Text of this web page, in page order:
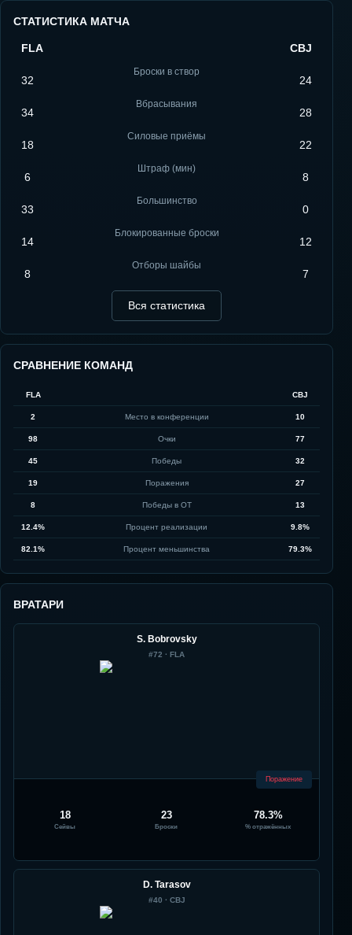
СТАТИСТИКА МАТЧА
FLA CBJ
32
Броски в створ
24
34
Вбрасывания
28
18
Силовые приёмы
22
6
Штраф (мин)
8
33
Большинство
0
14
Блокированные броски
12
8
Отборы шайбы
7
Вся статистика
СРАВНЕНИЕ КОМАНД
FLA CBJ
2 Место в конференции 10
98 Очки 77
45 Победы 32
19 Поражения 27
8 Победы в ОТ 13
12.4% Процент реализации 9.8%
82.1% Процент меньшинства 79.3%
ВРАТАРИ
S. Bobrovsky
#72 · FLA
Поражение
18
Сейвы
23
Броски
78.3%
% отражённых
D. Tarasov
#40 · CBJ